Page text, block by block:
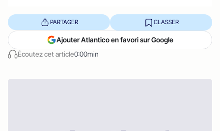
Écoutez cet article0:00min
PARTAGER CLASSER
Ajouter Atlantico en favori sur Google